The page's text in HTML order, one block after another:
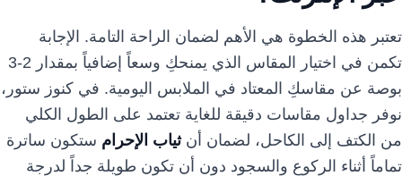
تعتبر هذه الخطوة هي الأهم لضمان الراحة التامة. الإجابة
تكمن في اختيار المقاس الذي يمنحكِ وسعاً إضافياً بمقدار 2-3
بوصة عن مقاسكِ المعتاد في الملابس اليومية. في كنوز ستور،
نوفر جداول مقاسات دقيقة للغاية تعتمد على الطول الكلي
من الكتف إلى الكاحل، لضمان أنثياب الإحرام ستكون ساترة
تماماً أثناء الركوع والسجود دون أن تكون طويلة جداً لدرجة